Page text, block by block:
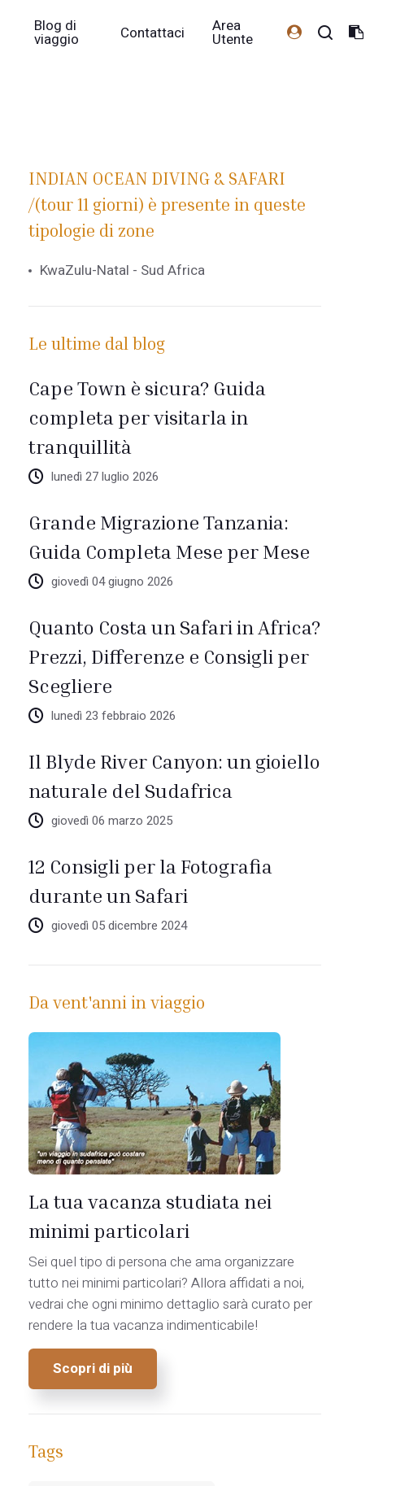
Blog di
viaggio Contattaci Area
Utente
INDIAN OCEAN DIVING & SAFARI
/(tour 11 giorni) è presente in queste
tipologie di zone
KwaZulu-Natal - Sud Africa
Le ultime dal blog
Cape Town è sicura? Guida
completa per visitarla in
tranquillità
lunedì 27 luglio 2026
Grande Migrazione Tanzania:
Guida Completa Mese per Mese
giovedì 04 giugno 2026
Quanto Costa un Safari in Africa?
Prezzi, Differenze e Consigli per
Scegliere
lunedì 23 febbraio 2026
Il Blyde River Canyon: un gioiello
naturale del Sudafrica
giovedì 06 marzo 2025
12 Consigli per la Fotografia
durante un Safari
giovedì 05 dicembre 2024
Da vent'anni in viaggio
La tua vacanza studiata nei
minimi particolari
Sei quel tipo di persona che ama organizzare
tutto nei minimi particolari? Allora affidati a noi,
vedrai che ogni minimo dettaglio sarà curato per
rendere la tua vacanza indimenticabile!
Scopri di più
Tags